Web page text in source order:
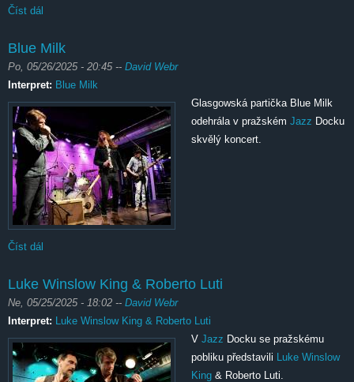
Číst dál
Blue Milk
Po, 05/26/2025 - 20:45 -- David Webr
Interpret: Blue Milk
Glasgowská partička Blue Milk
odehrála v pražském Jazz Docku
skvělý koncert.
Číst dál
Luke Winslow King & Roberto Luti
Ne, 05/25/2025 - 18:02 -- David Webr
Interpret: Luke Winslow King & Roberto Luti
V Jazz Docku se pražskému
pobliku představili Luke Winslow
King & Roberto Luti.